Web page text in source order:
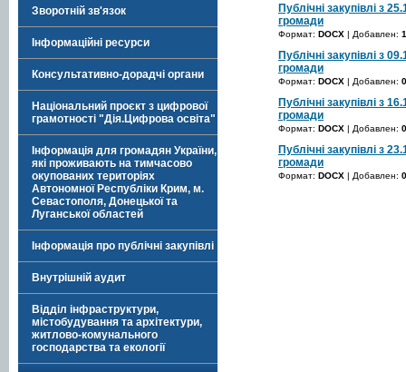
Зворотній зв'язок
Інформаційні ресурси
Консультативно-дорадчі органи
Національний проєкт з цифрової
грамотності "Дія.Цифрова освіта"
Інформація для громадян України,
які проживають на тимчасово
окупованих територіях
Автономної Республіки Крим, м.
Севастополя, Донецької та
Луганської областей
Інформація про публічні закупівлі
Внутрішній аудит
Відділ інфраструктури,
містобудування та архітектури,
житлово-комунального
господарства та екології
Публічні закупівлі з
громади
Формат: DOCX | Добавлен:
Публічні закупівлі з
громади
Формат: DOCX | Добавлен:
Публічні закупівлі з
громади
Формат: DOCX | Добавлен:
Публічні закупівлі з
громади
Формат: DOCX | Добавлен: